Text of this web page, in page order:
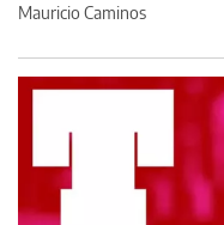
Mauricio Caminos